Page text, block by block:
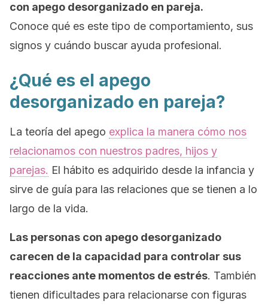
con apego desorganizado en pareja.
Conoce qué es este tipo de comportamiento, sus
signos y cuándo buscar ayuda profesional.
¿Qué es el apego
desorganizado en pareja?
La teoría del apego explica la manera cómo nos
relacionamos con nuestros padres, hijos y
parejas. El hábito es adquirido desde la infancia y
sirve de guía para las relaciones que se tienen a lo
largo de la vida.
Las personas con apego desorganizado
carecen de la capacidad para controlar sus
reacciones ante momentos de estrés. También
tienen dificultades para relacionarse con figuras